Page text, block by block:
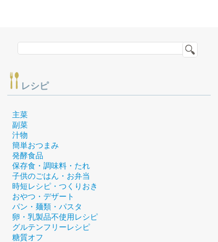
レシピ
主菜
副菜
汁物
簡単おつまみ
発酵食品
保存食・調味料・たれ
子供のごはん・お弁当
時短レシピ・つくりおき
おやつ・デザート
パン・麺類・パスタ
卵・乳製品不使用レシピ
グルテンフリーレシピ
糖質オフ